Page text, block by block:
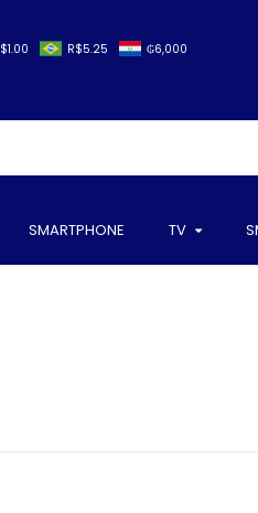
$1.00 ₲6,000
R$5.25
SMARTPHONE TV